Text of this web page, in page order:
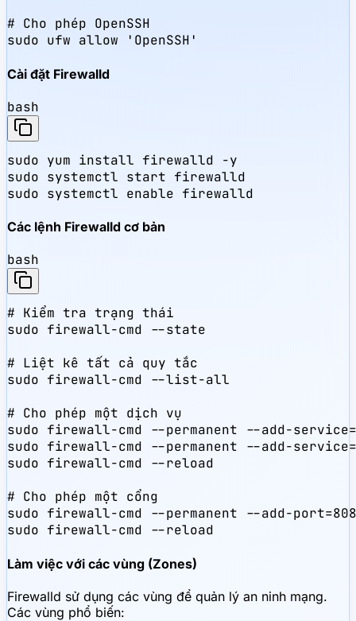
# Cho phép OpenSSH
sudo ufw allow 'OpenSSH'
Cài đặt Firewalld
bash
sudo yum install firewalld -y
sudo systemctl start firewalld
sudo systemctl enable firewalld
Các lệnh Firewalld cơ bản
bash
# Kiểm tra trạng thái
sudo firewall-cmd --state
# Liệt kê tất cả quy tắc
sudo firewall-cmd --list-all
# Cho phép một dịch vụ
sudo firewall-cmd --permanent --add-
sudo firewall-cmd --permanent --add-
sudo firewall-cmd --reload
# Cho phép một cổng
sudo firewall-cmd --permanent --add-
sudo firewall-cmd --reload
Làm việc với các vùng (Zones)
Firewalld sử dụng các vùng để quản lý an ninh mạng.
Các vùng phổ biến: